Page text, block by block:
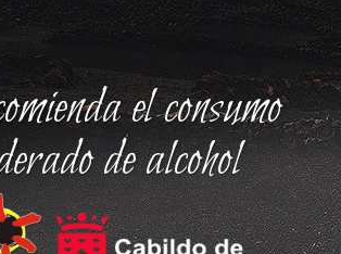
el consumo
de alcohol